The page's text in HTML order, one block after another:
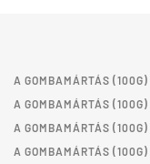
A GOMBAMÁRTÁS (100G)
A GOMBAMÁRTÁS (100G)
A GOMBAMÁRTÁS (100G)
A GOMBAMÁRTÁS (100G)